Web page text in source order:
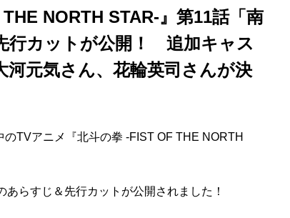
NORTH STAR-』第11話「南
行カットが公開！ 追加キャス
河元気さん、花輪英司さんが決
TVアニメ『北斗の拳 -FIST OF THE NORTH
らすじ＆先行カットが公開されました！